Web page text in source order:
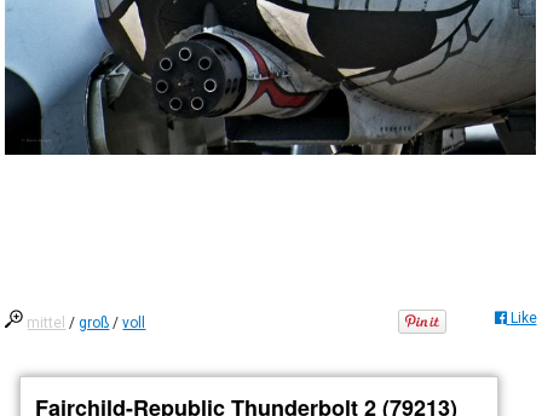
mittel /groß /voll Like
Fairchild-Republic Thunderbolt 2 (79213)